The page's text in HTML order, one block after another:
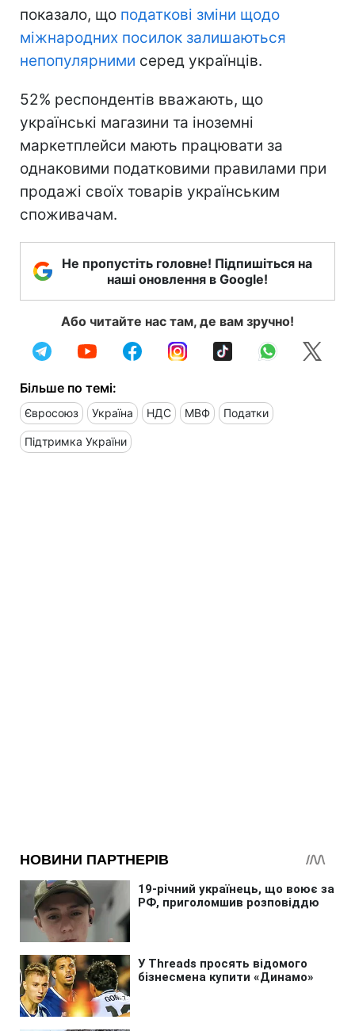
показало, що податкові зміни щодо
міжнародних посилок залишаються
непопулярними серед українців.
52% респондентів вважають, що
українські магазини та іноземні
маркетплейси мають працювати за
однаковими податковими правилами при
продажі своїх товарів українським
споживачам.
Не пропустіть головне! Підпишіться на
наші оновлення в Google!
Або читайте нас там, де вам зручно!
Більше по темі:
Євросоюз Україна НДС МВФ Податки
Підтримка України